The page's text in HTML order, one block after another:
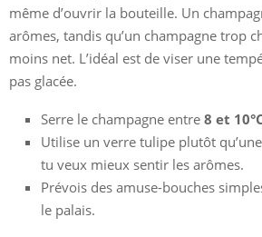
même d’ouvrir la bouteille. Un
arômes, tandis qu’un champagne trop
moins net. L’idéal est de viser une
pas glacée.
Serre le champagne entre 8 et
Utilise un verre tulipe plutôt
tu veux mieux sentir les arômes.
Prévois des amuse-bouches
le palais.